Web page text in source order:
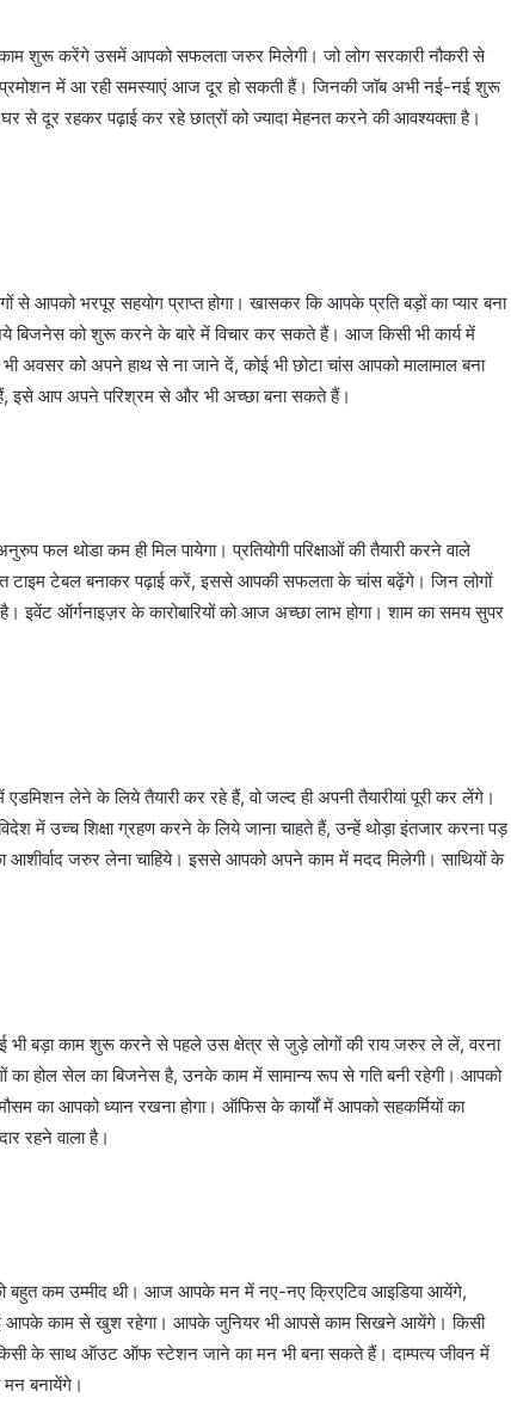
शुरू करेंगे उसमें आपको सफलता जरुर मिलेगी। जो लोग सरकारी नौकरी से
में आ रही समस्याएं आज दूर हो सकती हैं। जिनकी जॉब अभी नई-नई शुरू
से दूर रहकर पढ़ाई कर रहे छात्रों को ज्यादा मेहनत करने की आवश्यक्ता है।
से आपको भरपूर सहयोग प्राप्त होगा। खासकर कि आपके प्रति बड़ों का प्यार बना
को शुरू करने के बारे में विचार कर सकते हैं। आज किसी भी कार्य में
को अपने हाथ से ना जाने दें, कोई भी छोटा चांस आपको मालामाल बना
इसे आप अपने परिश्रम से और भी अच्छा बना सकते हैं।
थोडा कम ही मिल पायेगा। प्रतियोगी परिक्षाओं की तैयारी करने वाले
टाइम टेबल बनाकर पढ़ाई करें, इससे आपकी सफलता के चांस बढ़ेंगे। जिन लोगों
इवेंट ऑर्गनाइज़र के कारोबारियों को आज अच्छा लाभ होगा। शाम का समय सुपर
लेने के लिये तैयारी कर रहे हैं, वो जल्द ही अपनी तैयारीयां पूरी कर लेंगे।
में उच्च शिक्षा ग्रहण करने के लिये जाना चाहते हैं, उन्हें थोड़ा इंतजार करना पड़
जरुर लेना चाहिये। इससे आपको अपने काम में मदद मिलेगी। साथियों के
भी बड़ा काम शुरू करने से पहले उस क्षेत्र से जुड़े लोगों की राय जरुर ले लें, वरना
होल सेल का बिजनेस है, उनके काम में सामान्य रूप से गति बनी रहेगी। आपको
का आपको ध्यान रखना होगा। ऑफिस के कार्यों में आपको सहकर्मियों का
रहने वाला है।
बहुत कम उम्मीद थी। आज आपके मन में नए-नए क्रिएटिव आइडिया आयेंगे,
आपके काम से खुश रहेगा। आपके जुनियर भी आपसे काम सिखने आयेंगे। किसी
के साथ ऑउट ऑफ स्टेशन जाने का मन भी बना सकते हैं। दाम्पत्य जीवन में
बनायेंगे।